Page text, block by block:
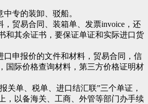
专的装卸、驳船。
，贸易合同、装箱单、发票invoice，还
和其余证书，要保证单证和实际进口货
口申报价的文件和材料，贸易合同，信
国际价格查询材料，第三方价格证明材
关单、税单、进口结汇联”三个单证，
，以备海关、工商、外管等部门办手续